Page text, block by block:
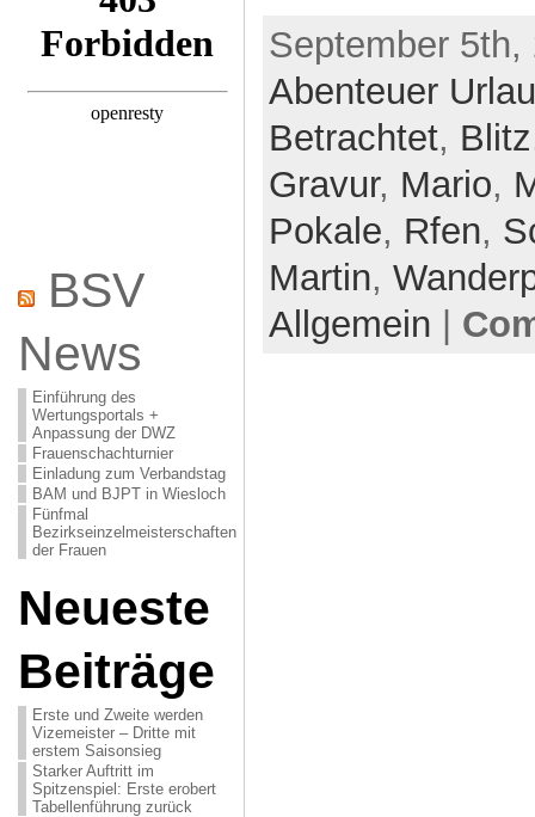
BSV
News
Einführung des
Wertungsportals +
Anpassung der DWZ
Frauenschachturnier
Einladung zum Verbandstag
BAM und BJPT in Wiesloch
Fünfmal
Bezirkseinzelmeisterschaften
der Frauen
Neueste
Beiträge
Erste und Zweite werden
Vizemeister – Dritte mit
erstem Saisonsieg
Starker Auftritt im
Spitzenspiel: Erste erobert
Tabellenführung zurück
September 5th,
Abenteuer
Betrachtet, Blitz
Gravur, Mario,
Pokale, Rfen,
Martin,
Allgemein |